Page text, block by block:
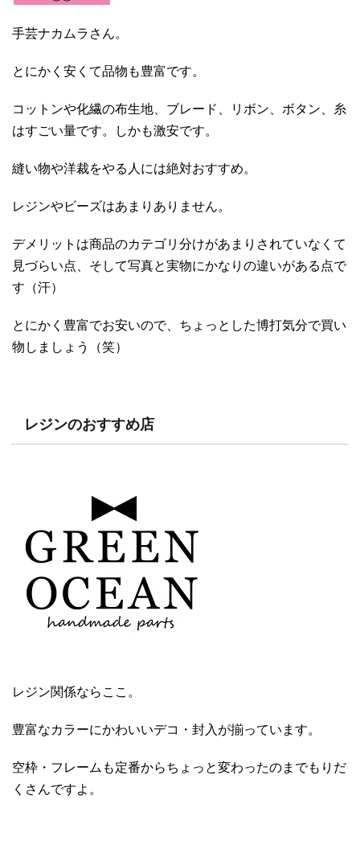
手芸ナカムラさん。
とにかく安くて品物も豊富です。
コットンや化繊の布生地、ブレード、リボン、ボタン、糸
はすごい量です。しかも激安です。
縫い物や洋裁をやる人には絶対おすすめ。
レジンやビーズはあまりありません。
デメリットは商品のカテゴリ分けがあまりされていなくて
見づらい点、そして写真と実物にかなりの違いがある点で
す（汗）
とにかく豊富でお安いので、ちょっとした博打気分で買い
物しましょう（笑）
レジンのおすすめ店
レジン関係ならここ。
豊富なカラーにかわいいデコ・封入が揃っています。
空枠・フレームも定番からちょっと変わったのまでもりだ
くさんですよ。